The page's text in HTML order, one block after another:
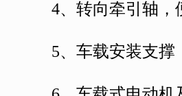
4、转向牵引轴，
5、车载安装支撑